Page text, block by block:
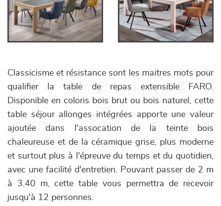
Classicisme et résistance sont les maitres mots pour
qualifier la table de repas extensible FARO.
Disponible en coloris bois brut ou bois naturel, cette
table séjour allonges intégrées apporte une valeur
ajoutée dans l'assocation de la teinte bois
chaleureuse et de la céramique grise, plus moderne
et surtout plus à l'épreuve du temps et du quotidien,
avec une facilité d'entretien. Pouvant passer de 2 m
à 3.40 m, cette table vous permettra de recevoir
jusqu'à 12 personnes.